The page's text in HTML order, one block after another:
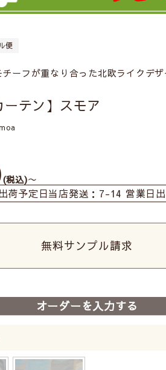
イエロー
便
ーフが重なり合った北欧ライクデ
ーテン】スモア
税込 〜
荷予定日当店発送：7-14 営業日
無料サンプル請求
オーダーを入力する